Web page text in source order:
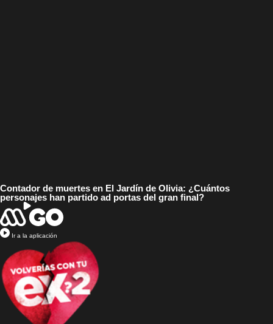
Contador de muertes en El Jardín de Olivia: ¿Cuántos
personajes han partido ad portas del gran final?
Ir a la aplicación